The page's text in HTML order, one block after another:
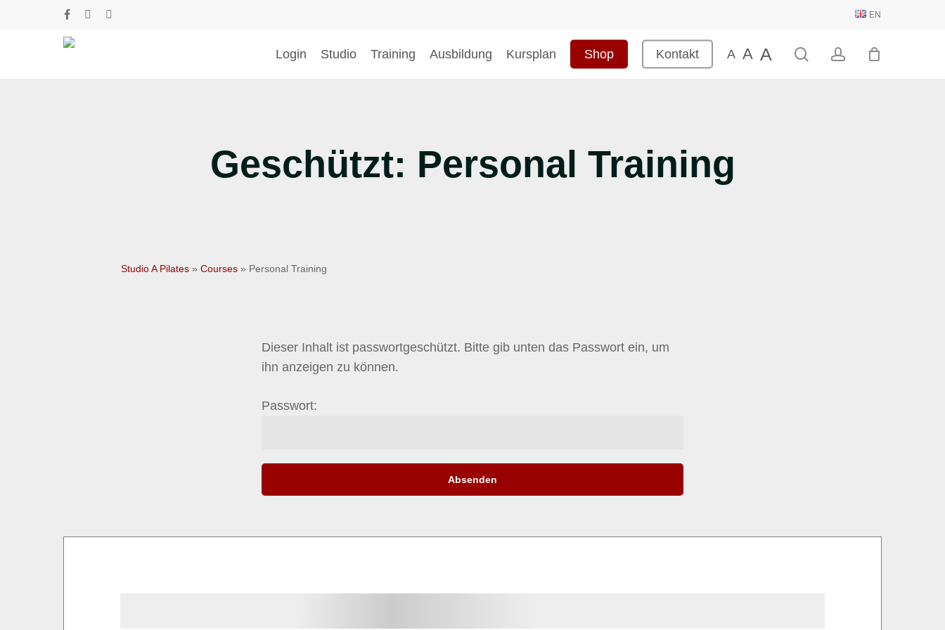
EN
Login Studio Training Ausbildung Kursplan Shop Kontakt A A A searchaccount
Geschützt: Personal Training
Studio A Pilates » Courses » Personal Training
Dieser Inhalt ist passwortgeschützt. Bitte gib unten das Passwort ein, um
ihn anzeigen zu können.
Passwort: